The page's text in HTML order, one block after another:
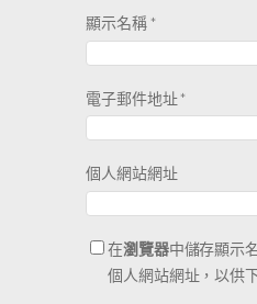
顯示名稱*
電子郵件地址*
個人網站網址
在瀏覽器中儲存顯示
個人網站網址，以供